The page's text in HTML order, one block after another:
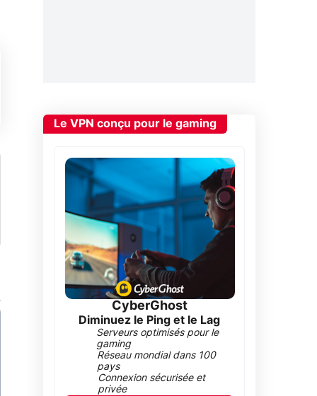
Le VPN conçu pour le gaming
CyberGhost
Diminuez le Ping et le Lag
Serveurs optimisés pour le
gaming
Réseau mondial dans 100
pays
Connexion sécurisée et
privée